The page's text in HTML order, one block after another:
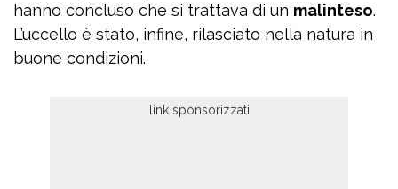
hanno concluso che si trattava di un malinteso.
L’uccello è stato, infine, rilasciato nella natura in
buone condizioni.